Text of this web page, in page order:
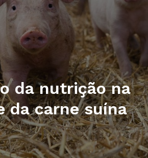
da nutrição na
da carne suína